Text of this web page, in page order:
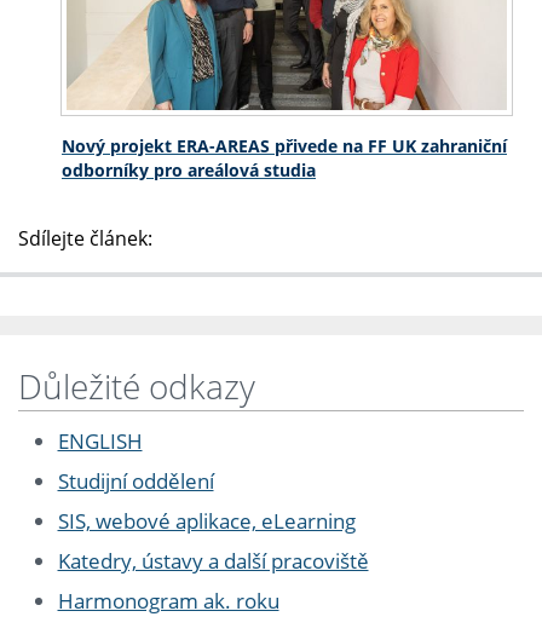
Nový projekt ERA-AREAS přivede na FF UK zahraniční
odborníky pro areálová studia
Sdílejte článek:
Důležité odkazy
ENGLISH
Studijní oddělení
SIS, webové aplikace, eLearning
Katedry, ústavy a další pracoviště
Harmonogram ak. roku